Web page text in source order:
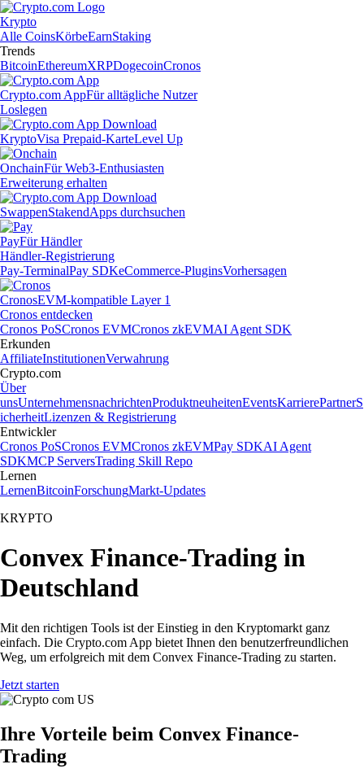
Krypto
Alle CoinsKörbeEarnStaking
Trends
BitcoinEthereumXRPDogecoinCronos
Crypto.com AppFür alltägliche Nutzer
Loslegen
KryptoVisa Prepaid-KarteLevel Up
OnchainFür Web3-Enthusiasten
Erweiterung erhalten
SwappenStakendApps durchsuchen
PayFür Händler
Händler-Registrierung
Pay-TerminalPay SDKeCommerce-PluginsVorhersagen
CronosEVM-kompatible Layer 1
Cronos entdecken
Cronos PoSCronos EVMCronos zkEVMAI Agent SDK
Erkunden
AffiliateInstitutionenVerwahrung
Crypto.com
Über
unsUnternehmensnachrichtenProduktneuheitenEventsKarrierePartnerS
icherheitLizenzen & Registrierung
Entwickler
Cronos PoSCronos EVMCronos zkEVMPay SDKAI Agent
SDKMCP ServersTrading Skill Repo
Lernen
LernenBitcoinForschungMarkt-Updates
KRYPTO
Convex Finance-Trading in
Deutschland
Mit den richtigen Tools ist der Einstieg in den Kryptomarkt ganz
einfach. Die Crypto.com App bietet Ihnen den benutzerfreundlichen
Weg, um erfolgreich mit dem Convex Finance-Trading zu starten.
Jetzt starten
Ihre Vorteile beim Convex Finance-
Trading